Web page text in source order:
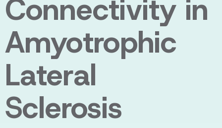
Connectivity in
Amyotrophic
Lateral
Sclerosis